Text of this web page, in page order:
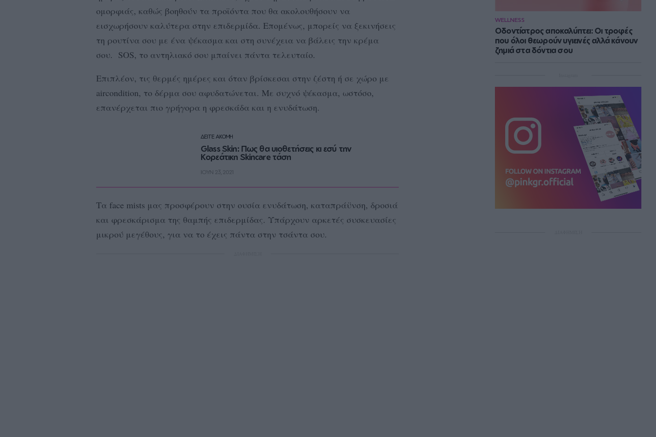
WELLNESS
Οδοντίατρος αποκαλύπτει: Οι τροφές
που όλοι θεωρούν υγιεινές αλλά κάνουν
ζημιά στα δόντια σου
ομορφιάς, καθώς βοηθούν τα προϊόντα που θα ακολουθήσουν να
εισχωρήσουν καλύτερα στην επιδερμίδα. Επομένως, μπορείς να ξεκινήσεις
τη ρουτίνα σου με ένα ψέκασμα και στη συνέχεια να βάλεις την κρέμα
σου. SOS, το αντηλιακό σου μπαίνει πάντα τελευταίο.
Επιπλέον, τις θερμές ημέρες και όταν βρίσκεσαι στην ζέστη ή σε χώρο με
aircondition, το δέρμα σου αφυδατώνεται. Με συχνό ψέκασμα, ωστόσο,
επανέρχεται πιο γρήγορα η φρεσκάδα και η ενυδάτωση.
ΔΕΙΤΕ ΑΚΟΜΗ
Glass Skin: Πως θα υιοθετήσεις κι εσύ την
Κορεάτικη Skincare τάση
ΙΟΥΝ 23, 2021
Τα face mists μας προσφέρουν στην ουσία ενυδάτωση, καταπράϋνση, δροσιά
και φρεσκάρισμα της θαμπής επιδερμίδας. Υπάρχουν αρκετές συσκευασίες
μικρού μεγέθους, για να το έχεις πάντα στην τσάντα σου.